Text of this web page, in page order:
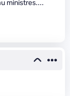
ministres....